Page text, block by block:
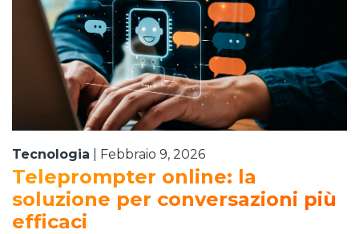
Tecnologia Febbraio 9, 2026
Teleprompter online: la
soluzione per conversazioni più
efficaci